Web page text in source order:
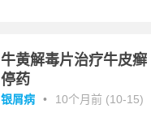
牛黄解毒片治疗牛皮
停药
银屑病 • 10个月前 (10-15)